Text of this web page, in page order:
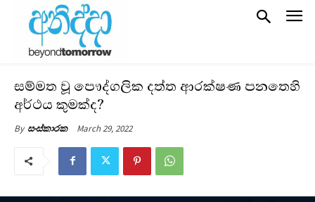
සම්මත වූ පෞද්ගලික දත්ත ආරක්ෂණ පනතෙහි
අර්ථය කුමක්ද?
By සංස්කාරක March 29, 2022